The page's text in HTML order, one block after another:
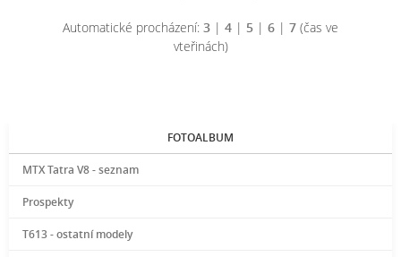
Automatické procházení: 3 | 4 | 5 | 6 | 7 (čas ve
vteřinách)
FOTOALBUM
MTX Tatra V8 - seznam
Prospekty
T613 - ostatní modely